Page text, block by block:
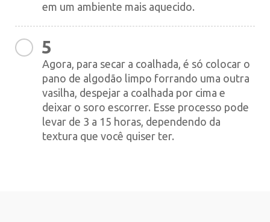
em um ambiente mais aquecido.
5
Agora, para secar a coalhada, é só colocar o
pano de algodão limpo forrando uma outra
vasilha, despejar a coalhada por cima e
deixar o soro escorrer. Esse processo pode
levar de 3 a 15 horas, dependendo da
textura que você quiser ter.